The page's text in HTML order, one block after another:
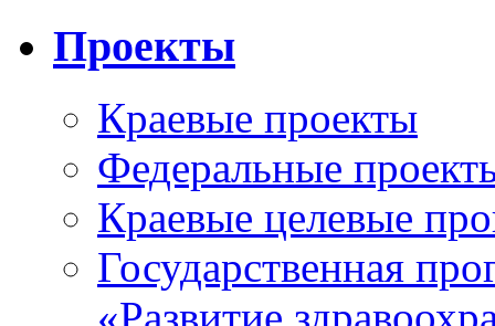
Проекты
Краевые проекты
Федеральные
Краевые целевые
Государственная
«Развитие